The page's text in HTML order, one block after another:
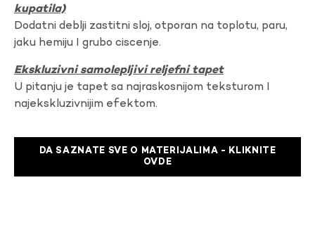
kupatila)
Dodatni deblji zastitni sloj, otporan na toplotu, paru,
jaku hemiju I grubo ciscenje.
Ekskluzivni samolepljivi reljefni tapet
U pitanju je tapet sa najraskosnijom teksturom I
najekskluzivnijim efektom.
DA SAZNATE SVE O MATERIJALIMA - KLIKNITE
OVDE